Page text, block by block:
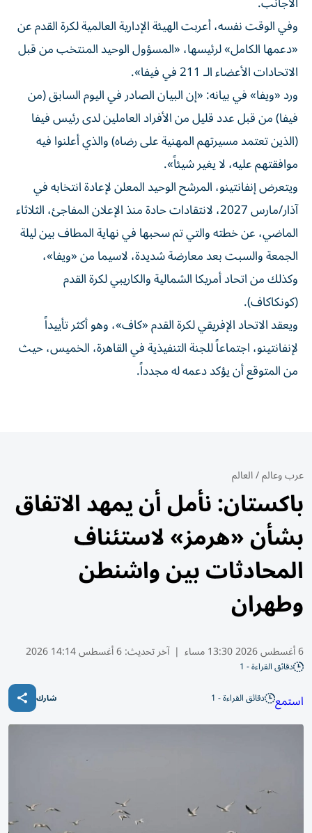
وفي الوقت نفسه، أعربت الهيئة الإدارية العالمية لكرة القدم عن
«دعمها الكامل» لرئيسها، «المسؤول الوحيد المنتخب من قبل
الاتحادات الأعضاء الـ 211 في فيفا».
ورد «ويفا» في بيانه: «إن البيان الصادر في اليوم السابق (من
فيفا) من قبل عدد قليل من الأفراد العاملين لدى رئيس فيفا
(الذين تعتمد مسيرتهم المهنية على رضاه) والذي أعلنوا فيه
موافقتهم عليه، لا يغير شيئاً».
ويتعرض إنفانتينو، المرشح الوحيد المعلن لإعادة انتخابه في
آذار/مارس 2027، لانتقادات حادة منذ الإعلان المفاجئ، الثلاثاء
الماضي، عن خطته والتي تم سحبها في نهاية المطاف بين ليلة
الجمعة والسبت بعد معارضة شديدة، لاسيما من «ويفا»،
وكذلك من اتحاد أمريكا الشمالية والكاريبي لكرة القدم
(كونكاكاف).
ويعقد الاتحاد الإفريقي لكرة القدم «كاف»، وهو أكثر تأييداً
لإنفانتينو، اجتماعاً للجنة التنفيذية في القاهرة، الخميس، حيث
من المتوقع أن يؤكد دعمه له مجدداً.
عرب وعالم/العالم
باكستان: نأمل أن يمهد الاتفاق
بشأن «هرمز» لاستئناف
المحادثات بين واشنطن
وطهران
6 أغسطس 2026 13:30 مساء | آخر تحديث:6 أغسطس 14:14 2026
دقائق القراءة - 1
استمع دقائق القراءة - 1 شارك